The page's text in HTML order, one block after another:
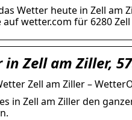
Wetter heute in Zell am
auf wetter.com für 6280
in Zell am Ziller,
Zell am Ziller –
in Zell am Ziller den